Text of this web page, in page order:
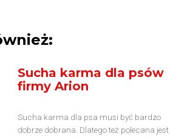
Sucha karma dla psów
firmy Arion
Sucha karma dla psa musi być bardzo
dobrze dobrana. Dlatego też polecana jest